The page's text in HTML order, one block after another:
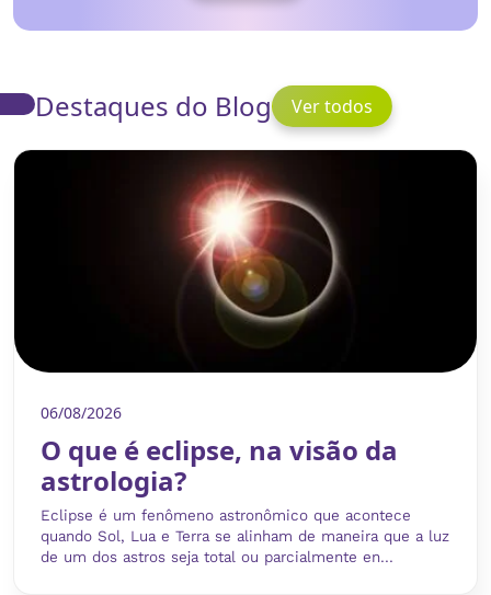
Destaques do Blog Ver todos
06/08/2026
O que é eclipse, na visão da
astrologia?
Eclipse é um fenômeno astronômico que acontece
quando Sol, Lua e Terra se alinham de maneira que a luz
de um dos astros seja total ou parcialmente en...